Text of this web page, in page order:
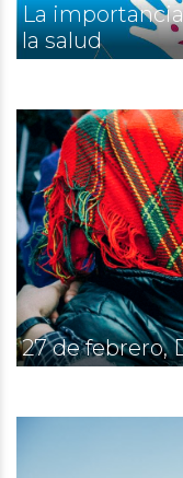
La
la salud
27 de febrero,